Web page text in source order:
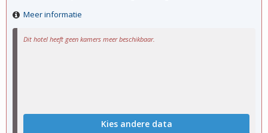
Dit hotel heeft geen kamers meer beschikbaar.
Kies andere data
Meer informatie